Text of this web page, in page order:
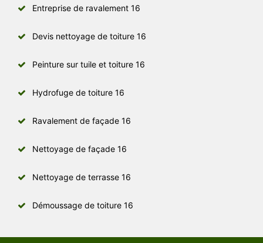
Entreprise de ravalement 16
Devis nettoyage de toiture 16
Peinture sur tuile et toiture 16
Hydrofuge de toiture 16
Ravalement de façade 16
Nettoyage de façade 16
Nettoyage de terrasse 16
Démoussage de toiture 16